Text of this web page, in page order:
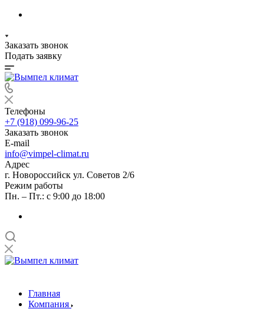
Заказать звонок
Подать заявку
Телефоны
+7 (918) 099-96-25
Заказать звонок
E-mail
info@vimpel-climat.ru
Адрес
г. Новороссийск ул. Советов 2/6
Режим работы
Пн. – Пт.: с 9:00 до 18:00
Главная
Компания